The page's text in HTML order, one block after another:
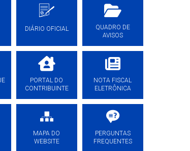
DIÁRIO OFICIAL
QUADRO DE
AVISOS
PORTAL DO
CONTRIBUINTE
NOTA FISCAL
ELETRÔNICA
MAPA DO
WEBSITE
PERGUNTAS
FREQUENTES